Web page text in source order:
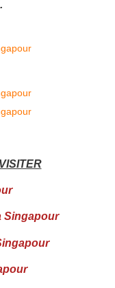
Singapour